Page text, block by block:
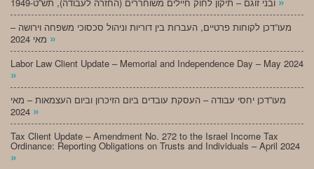
מעו”דכן לקוחות פרטיים, העברות בין דוריות וניהול סכסוכי משפחה וירושה –
»
Labor Law Client Update – Memorial and Independence Day – May 2024
»
מעו”דכן יחסי עבודה – העסקת עובדים ביום הזיכרון וביום העצמאות – מאי
»
Tax Client Update – Amendment No. 272 to the Israel Income Tax
Ordinance: Reporting Obligations on Trusts and Individuals – April 2024
»